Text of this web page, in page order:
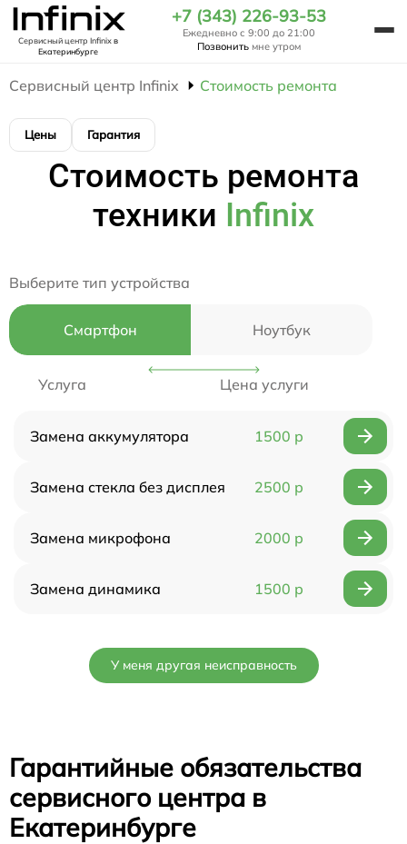
Сервисный центр Infinixв
Екатеринбурге
+7 (343) 226-93-53
Ежедневно с 9:00 до 21:00
Позвонить мне утром
Сервисный центр Infinix Стоимость ремонта
Цены Гарантия
Стоимость ремонта
техники Infinix
Выберите тип устройства
Смартфон Ноутбук
Услуга Цена услуги
Замена аккумулятора 1500 р
Замена стекла без дисплея 2500 р
Замена микрофона 2000 р
Замена динамика 1500 р
У меня другая неисправность
Гарантийные обязательства
сервисного центра в
Екатеринбурге